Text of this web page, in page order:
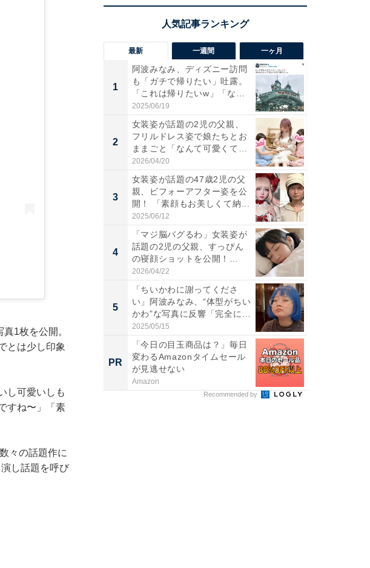
1枚を公開。
とは少し印象
し可愛いしも
すね〜」「素
々の話題作に
し話題を呼び
最新 一週間 一ヶ月
1
阿波みなみ、ディズニー訪問
も「ガチで帰りたい」吐露。
「これは帰りたいw」「なん
ち...
2025/06/19
2
女装姿が話題の2児の父親、
フリルドレス姿で娘たちとお
ままごと「なんて可愛くて平
和...
2026/04/20
3
女装姿が話題の47歳2児の父
親、ビフォーアフター姿を公
開！ 「素顔もお美しくて納...
2025/06/12
4
「マジ脳バグるわ」女装姿が
話題の2児の父親、すっぴん
の寝顔ショットを公開！
「ど...
2026/04/22
5
「ちいかわに謝ってくださ
い」阿波みなみ、“体型がちい
かわ”な写真に反響「完全に
一...
2025/05/15
PR
「今日の目玉商品は？」毎日
変わるAmazonタイムセール
が見逃せない
Amazon
Recommended by